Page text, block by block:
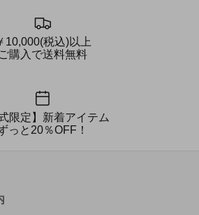
10,000(税込)以上
ご購入で送料無料
式限定】新着アイテム
っと20％OFF！